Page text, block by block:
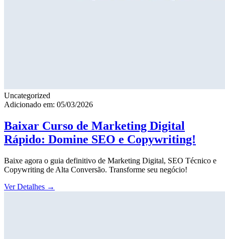
Uncategorized
Adicionado em: 05/03/2026
Baixar Curso de Marketing Digital
Rápido: Domine SEO e Copywriting!
Baixe agora o guia definitivo de Marketing Digital, SEO Técnico e
Copywriting de Alta Conversão. Transforme seu negócio!
Ver Detalhes →